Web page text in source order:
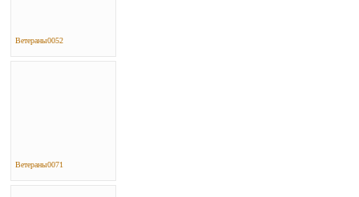
Ветераны0052
Ветераны0071